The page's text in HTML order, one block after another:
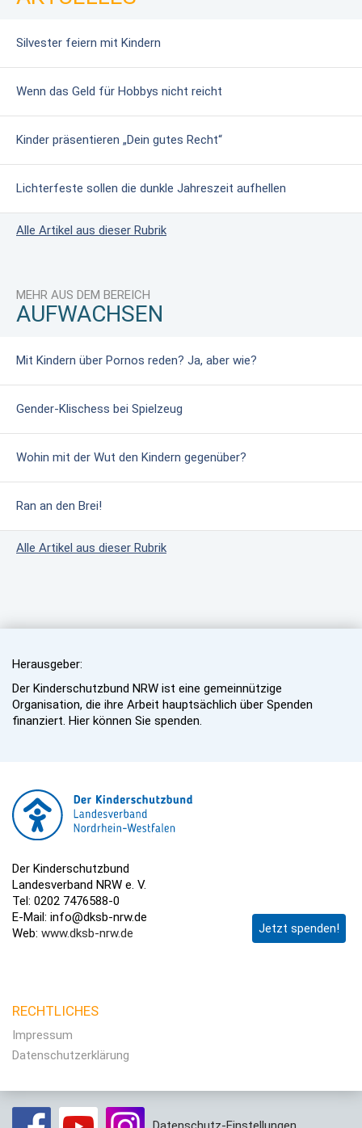
Silvester feiern mit Kindern
Wenn das Geld für Hobbys nicht reicht
Kinder präsentieren „Dein gutes Recht“
Lichterfeste sollen die dunkle Jahreszeit aufhellen
Alle Artikel aus dieser Rubrik
MEHR AUS DEM BEREICH
AUFWACHSEN
Mit Kindern über Pornos reden? Ja, aber wie?
Gender-Klischess bei Spielzeug
Wohin mit der Wut den Kindern gegenüber?
Ran an den Brei!
Alle Artikel aus dieser Rubrik
Herausgeber:
Der Kinderschutzbund NRW ist eine gemeinnützige
Organisation, die ihre Arbeit hauptsächlich über Spenden
finanziert. Hier können Sie spenden.
Jetzt spenden!
Der Kinderschutzbund
Landesverband NRW e. V.
Tel: 0202 7476588-0
E-Mail: info@dksb-nrw.de
Web: www.dksb-nrw.de
RECHTLICHES
Impressum
Datenschutzerklärung